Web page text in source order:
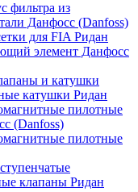
фильтра из
Данфосс (Danfoss)
для FIA Ридан
элемент Данфосс
и катушки
катушки Ридан
пилотные
(Danfoss)
пилотные
клапаны Ридан